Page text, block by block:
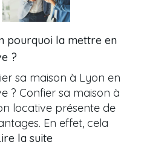
pourquoi la mettre en
?
sa maison à Lyon en
? Confier sa maison à
locative présente de
En effet, cela
la suite